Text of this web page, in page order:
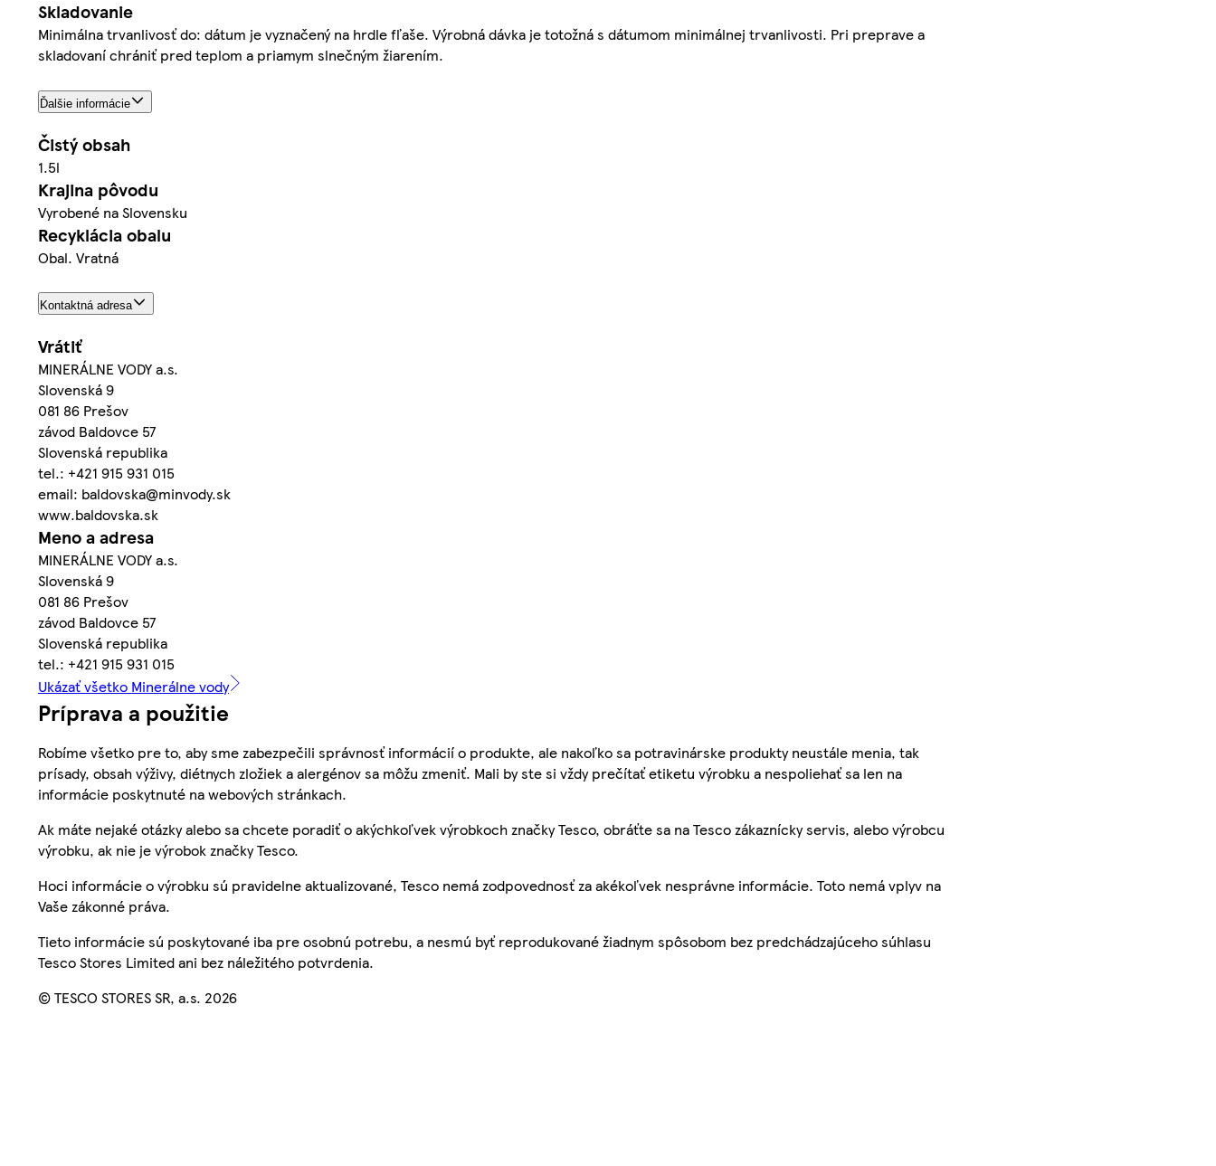
Skladovanie
Minimálna trvanlivosť do: dátum je vyznačený na hrdle fľaše. Výrobná dávka je totožná s dátumom minimálnej trvanlivosti. Pri preprave a
skladovaní chrániť pred teplom a priamym slnečným žiarením.
Ďalšie informácie
Čistý obsah
1.5l
Krajina pôvodu
Vyrobené na Slovensku
Recyklácia obalu
Obal. Vratná
Kontaktná adresa
Vrátiť
MINERÁLNE VODY a.s.
Slovenská 9
081 86 Prešov
závod Baldovce 57
Slovenská republika
tel.: +421 915 931 015
email: baldovska@minvody.sk
www.baldovska.sk
Meno a adresa
MINERÁLNE VODY a.s.
Slovenská 9
081 86 Prešov
závod Baldovce 57
Slovenská republika
tel.: +421 915 931 015
Ukázať všetko Minerálne vody
Príprava a použitie
Robíme všetko pre to, aby sme zabezpečili správnosť informácií o produkte, ale nakoľko sa potravinárske produkty neustále menia, tak
prísady, obsah výživy, diétnych zložiek a alergénov sa môžu zmeniť. Mali by ste si vždy prečítať etiketu výrobku a nespoliehať sa len na
informácie poskytnuté na webových stránkach.
Ak máte nejaké otázky alebo sa chcete poradiť o akýchkoľvek výrobkoch značky Tesco, obráťte sa na Tesco zákaznícky servis, alebo výrobcu
výrobku, ak nie je výrobok značky Tesco.
Hoci informácie o výrobku sú pravidelne aktualizované, Tesco nemá zodpovednosť za akékoľvek nesprávne informácie. Toto nemá vplyv na
Vaše zákonné práva.
Tieto informácie sú poskytované iba pre osobnú potrebu, a nesmú byť reprodukované žiadnym spôsobom bez predchádzajúceho súhlasu
Tesco Stores Limited ani bez náležitého potvrdenia.
© TESCO STORES SR, a.s. 2026